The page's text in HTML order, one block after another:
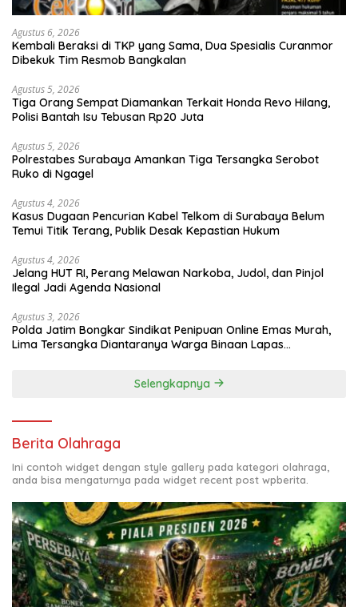
Agustus 6, 2026
Kembali Beraksi di TKP yang Sama, Dua Spesialis Curanmor
Dibekuk Tim Resmob Bangkalan
Agustus 5, 2026
Tiga Orang Sempat Diamankan Terkait Honda Revo Hilang,
Polisi Bantah Isu Tebusan Rp20 Juta
Agustus 5, 2026
Polrestabes Surabaya Amankan Tiga Tersangka Serobot
Ruko di Ngagel
Agustus 4, 2026
Kasus Dugaan Pencurian Kabel Telkom di Surabaya Belum
Temui Titik Terang, Publik Desak Kepastian Hukum
Agustus 4, 2026
Jelang HUT RI, Perang Melawan Narkoba, Judol, dan Pinjol
Ilegal Jadi Agenda Nasional
Agustus 3, 2026
Polda Jatim Bongkar Sindikat Penipuan Online Emas Murah,
Lima Tersangka Diantaranya Warga Binaan Lapas
Selengkapnya
Berita Olahraga
Ini contoh widget dengan style gallery pada kategori olahraga,
anda bisa mengaturnya pada widget recent post wpberita.